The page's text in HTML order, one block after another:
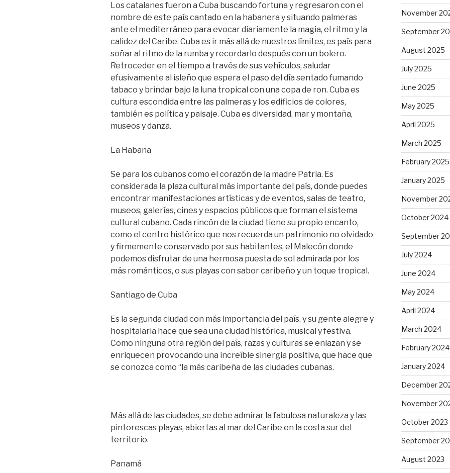
Los catalanes fueron a Cuba buscando fortuna y regresaron con el
nombre de este país cantado en la habanera y situando palmeras
ante el mediterráneo para evocar diariamente la magia, el ritmo y la
calidez del Caribe. Cuba es ir más allá de nuestros límites, es país para
soñar al ritmo de la rumba y recordarlo después con un bolero.
Retroceder en el tiempo a través de sus vehículos, saludar
efusivamente al isleño que espera el paso del día sentado fumando
tabaco y brindar bajo la luna tropical con una copa de ron. Cuba es
cultura escondida entre las palmeras y los edificios de colores,
también es política y paisaje. Cuba es diversidad, mar y montaña,
museos y danza.
La Habana
Se para los cubanos como el corazón de la madre Patria. Es
considerada la plaza cultural más importante del país, donde puedes
encontrar manifestaciones artísticas y de eventos, salas de teatro,
museos, galerías, cines y espacios públicos que forman el sistema
cultural cubano. Cada rincón de la ciudad tiene su propio encanto,
como el centro histórico que nos recuerda un patrimonio no olvidado
y firmemente conservado por sus habitantes, el Malecón donde
podemos disfrutar de una hermosa puesta de sol admirada por los
más románticos, o sus playas con sabor caribeño y un toque tropical.
Santiago de Cuba
Es la segunda ciudad con más importancia del país, y su gente alegre y
hospitalaria hace que sea una ciudad histórica, musical y festiva.
Como ninguna otra región del país, razas y culturas se enlazan y se
enriquecen provocando una increíble sinergia positiva, que hace que
se conozca como “la más caribeña de las ciudades cubanas.
Más allá de las ciudades, se debe admirar la fabulosa naturaleza y las
pintorescas playas, abiertas al mar del Caribe en la costa sur del
territorio.
Panamá
November
September
August 2025
July 2025
June 2025
May 2025
April 2025
March 2025
February 2025
January 2025
November
October 2024
September
July 2024
June 2024
May 2024
April 2024
March 2024
February 2024
January 2024
December
November
October 2023
September
August 2023